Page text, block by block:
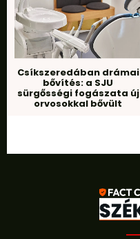
Csíkszeredában drámai
bővítés: a SJU
sürgősségi fogászata új
orvosokkal bővült